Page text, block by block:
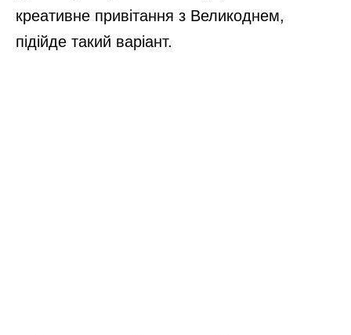
креативне привітання з Великоднем,
підійде такий варіант.